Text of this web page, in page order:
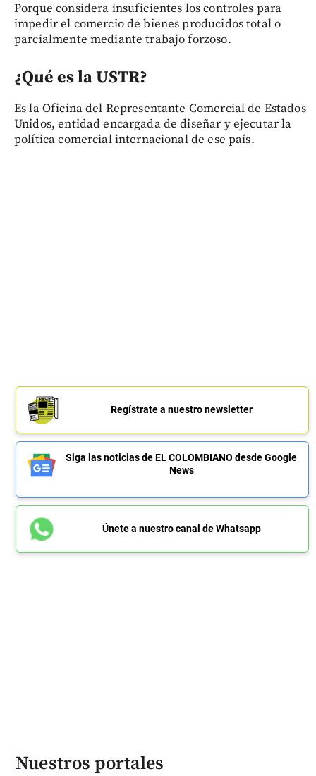
Porque considera insuficientes los controles para
impedir el comercio de bienes producidos total o
parcialmente mediante trabajo forzoso.
¿Qué es la USTR?
Es la Oficina del Representante Comercial de Estados
Unidos, entidad encargada de diseñar y ejecutar la
política comercial internacional de ese país.
Regístrate a nuestro newsletter
Siga las noticias de EL COLOMBIANO desde Google
News
Únete a nuestro canal de Whatsapp
Nuestros portales